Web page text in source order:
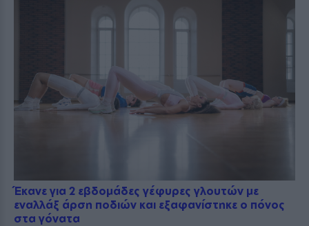
Έκανε για 2 εβδομάδες γέφυρες γλουτών με
εναλλάξ άρση ποδιών και εξαφανίστηκε ο πόνος
στα γόνατα